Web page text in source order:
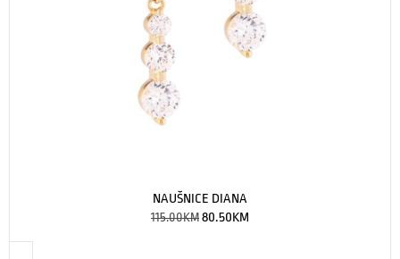
NAUŠNICE DIANA
115.00KM80.50KM